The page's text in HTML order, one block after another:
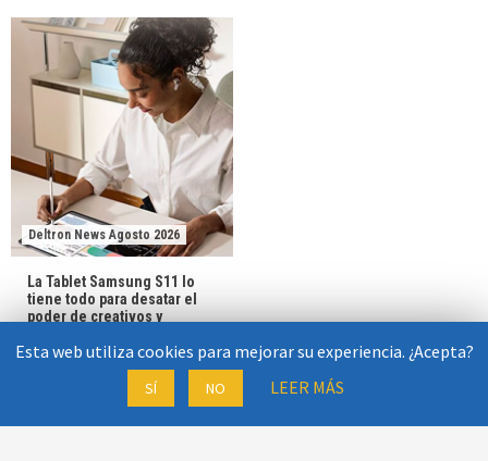
Deltron News Agosto 2026
La Tablet Samsung S11 lo
tiene todo para desatar el
poder de creativos y
31 julio, 2026 Deltron News
Esta web utiliza cookies para mejorar su experiencia. ¿Acepta?
SÍ NO LEER MÁS